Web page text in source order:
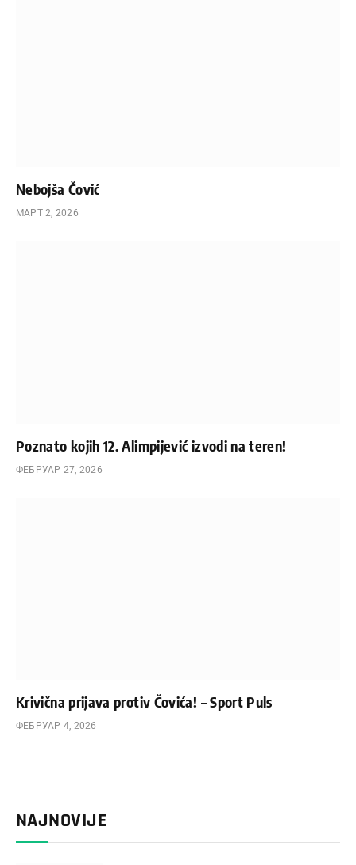
Nebojša Čović
МАРТ 2, 2026
Poznato kojih 12. Alimpijević izvodi na teren!
ФЕБРУАР 27, 2026
Krivična prijava protiv Čovića! – Sport Puls
ФЕБРУАР 4, 2026
NAJNOVIJE